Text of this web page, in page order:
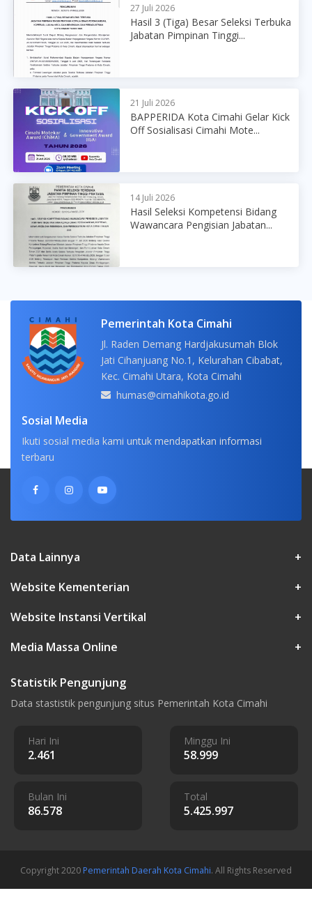
27 Juli 2026
Hasil 3 (Tiga) Besar Seleksi Terbuka
Jabatan Pimpinan Tinggi...
21 Juli 2026
BAPPERIDA Kota Cimahi Gelar Kick
Off Sosialisasi Cimahi Mote...
14 Juli 2026
Hasil Seleksi Kompetensi Bidang
Wawancara Pengisian Jabatan...
Pemerintah Kota Cimahi
Jl. Raden Demang Hardjakusumah Blok
Jati Cihanjuang No.1, Kelurahan Cibabat,
Kec. Cimahi Utara, Kota Cimahi
humas@cimahikota.go.id
Sosial Media
Ikuti sosial media kami untuk mendapatkan informasi
terbaru
Data Lainnya
+
Website Kementerian
+
Website Instansi Vertikal
+
Media Massa Online
+
Statistik Pengunjung
Data stastistik pengunjung situs Pemerintah Kota Cimahi
Hari Ini
2.461
Minggu Ini
58.999
Bulan Ini
86.578
Total
5.425.997
Copyright 2020 Pemerintah Daerah Kota Cimahi. All Rights Reserved